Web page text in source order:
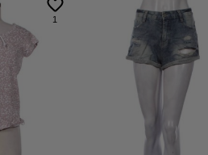
1